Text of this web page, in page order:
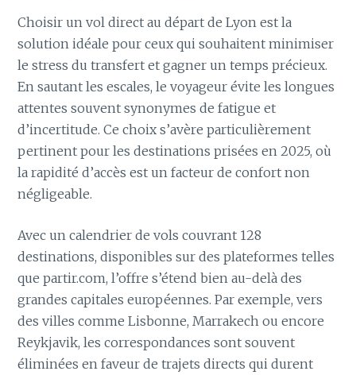
Choisir un vol direct au départ de Lyon est la
solution idéale pour ceux qui souhaitent minimiser
le stress du transfert et gagner un temps précieux.
En sautant les escales, le voyageur évite les longues
attentes souvent synonymes de fatigue et
d’incertitude. Ce choix s’avère particulièrement
pertinent pour les destinations prisées en 2025, où
la rapidité d’accès est un facteur de confort non
négligeable.
Avec un calendrier de vols couvrant 128
destinations, disponibles sur des plateformes telles
que partir.com, l’offre s’étend bien au-delà des
grandes capitales européennes. Par exemple, vers
des villes comme Lisbonne, Marrakech ou encore
Reykjavik, les correspondances sont souvent
éliminées en faveur de trajets directs qui durent